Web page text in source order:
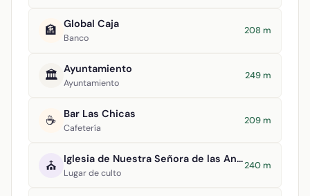
🏦 Global Caja
Banco
208 m
🏛️ Ayuntamiento
Ayuntamiento
249 m
☕ Bar Las Chicas
Cafetería
209 m
⛪ Iglesia de Nuestra Señora de las Angustias
Lugar de culto
240 m